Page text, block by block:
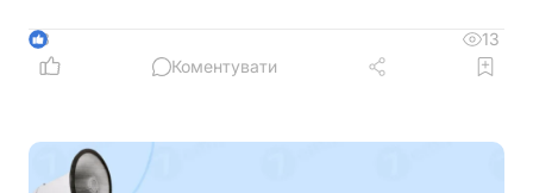
повідомлення за формою J/F1391802 із даними
нового сертифіката відкритого ключа
3
13
Коментувати